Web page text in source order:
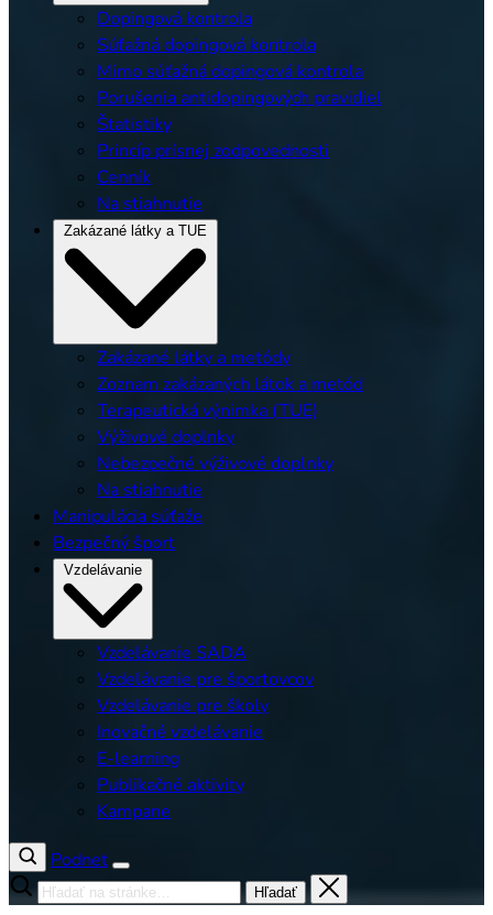
Dopingová kontrola
Súťažná dopingová kontrola
Mimo súťažná dopingová kontrola
Porušenia antidopingových pravidiel
Štatistiky
Princíp prísnej zodpovednosti
Cenník
Na stiahnutie
Zakázané látky a TUE
Zakázané látky a metódy
Zoznam zakázaných látok a metód
Terapeutická výnimka (TUE)
Výživové doplnky
Nebezpečné výživové doplnky
Na stiahnutie
Manipulácia súťaže
Bezpečný šport
Vzdelávanie
Vzdelávanie SADA
Vzdelávanie pre športovcov
Vzdelávanie pre školy
Inovačné vzdelávanie
E-learning
Publikačné aktivity
Kampane
Podnet
Hľadať